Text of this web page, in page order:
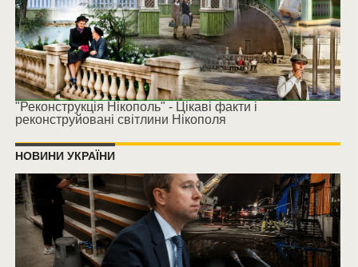
"Реконструкція Нікополь" - Цікаві факти і
реконструйовані світлини Нікополя
НОВИНИ УКРАЇНИ